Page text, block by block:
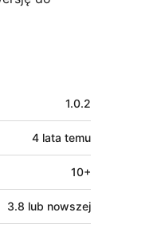
1.0.2
4 lata temu
10+
3.8 lub nowszej